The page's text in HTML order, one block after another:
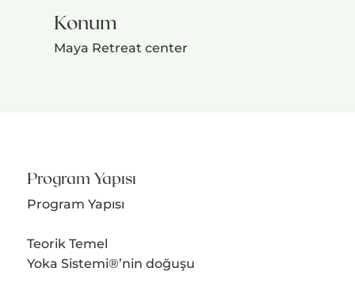
Konum
Maya Retreat center
Program Yapısı
Program Yapısı
Teorik Temel
Yoka Sistemi®’nin doğuşu